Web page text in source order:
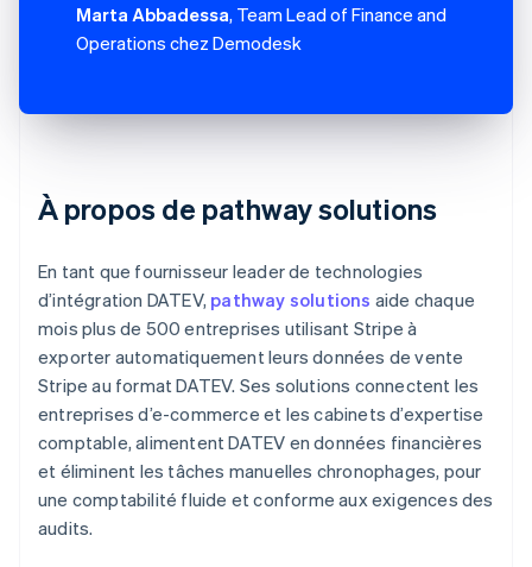
Marta Abbadessa, Team Lead of Finance and
Operations chez Demodesk
À propos de pathway solutions
En tant que fournisseur leader de technologies
d’intégration DATEV, pathway solutions aide chaque
mois plus de 500 entreprises utilisant Stripe à
exporter automatiquement leurs données de vente
Stripe au format DATEV. Ses solutions connectent les
entreprises d’e-commerce et les cabinets d’expertise
comptable, alimentent DATEV en données financières
et éliminent les tâches manuelles chronophages, pour
une comptabilité fluide et conforme aux exigences des
audits.